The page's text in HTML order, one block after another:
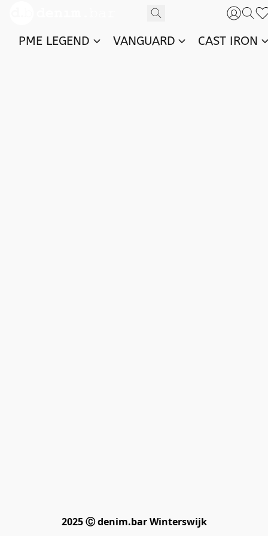
PME LEGEND VANGUARD CAST IRON
2025 Ⓒ denim.bar Winterswijk